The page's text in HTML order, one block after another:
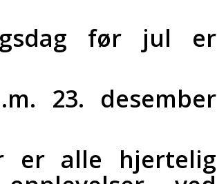
før jul er
23. desember
er alle hjertelig